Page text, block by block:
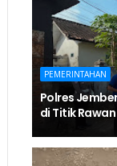
PEMERINTAHAN
Polres
di Titik